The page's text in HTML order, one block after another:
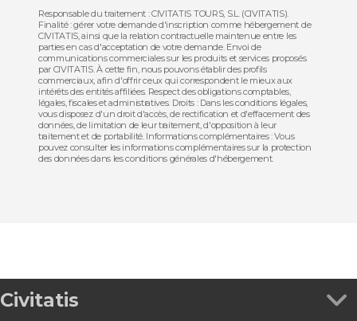
Responsable du traitement : CIVITATIS TOURS, S.L. (CIVITATIS).
Finalité : gérer votre demande d'inscription comme hébergement de
CIVITATIS, ainsi que la relation contractuelle maintenue entre les
parties en cas d'acceptation de votre demande. Envoi de
communications commerciales sur les produits et services proposés
par CIVITATIS. À cette fin, nous pouvons établir des profils
commerciaux, afin d'offrir ceux qui correspondent le mieux aux
intérêts des entités affiliées. Respect des obligations comptables,
légales, fiscales et administratives. Droits : Dans les conditions légales,
vous disposez d'un droit d'accès, de rectification et d'effacement des
données, de limitation de leur traitement, d'opposition à leur
traitement et de portabilité. Informations complémentaires : Vous
pouvez consulter les informations complémentaires sur la protection
des données dans les conditions générales d'hébergement.
Civitatis